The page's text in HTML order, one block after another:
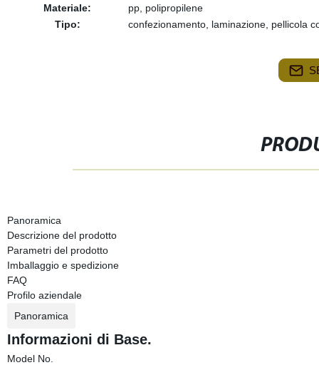
Materiale:
pp, polipropilene
Tipo:
confezionamento, laminazione, pellicola
Panoramica
Descrizione del prodotto
Parametri del prodotto
Imballaggio e spedizione
FAQ
Profilo aziendale
Panoramica
Informazioni di Base.
Model No.